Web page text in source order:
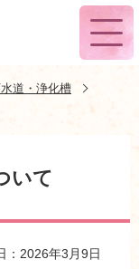
道・浄化槽
いて
：2026年3月9日